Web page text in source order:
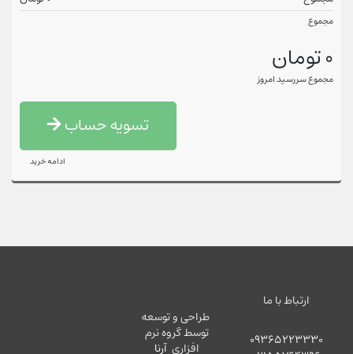
مجموع
0 تومان
مجموع سررسید امروز
تسویه حساب
ادامه خرید
ارتباط با ما
09365223330
طراحی و توسعه
توسط گروه نرم
افزاری آرنا